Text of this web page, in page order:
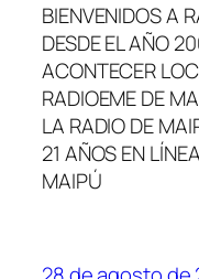
BIENVENIDOS A
DESDE EL AÑO
ACONTECER
RADIOEME DE
LA RADIO DE
21 AÑOS EN
MAIPÚ